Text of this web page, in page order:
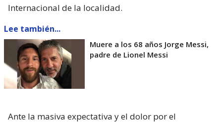
Internacional de la localidad.
Lee también...
Muere a los 68 años Jorge Messi,
padre de Lionel Messi
Ante la masiva expectativa y el dolor por el